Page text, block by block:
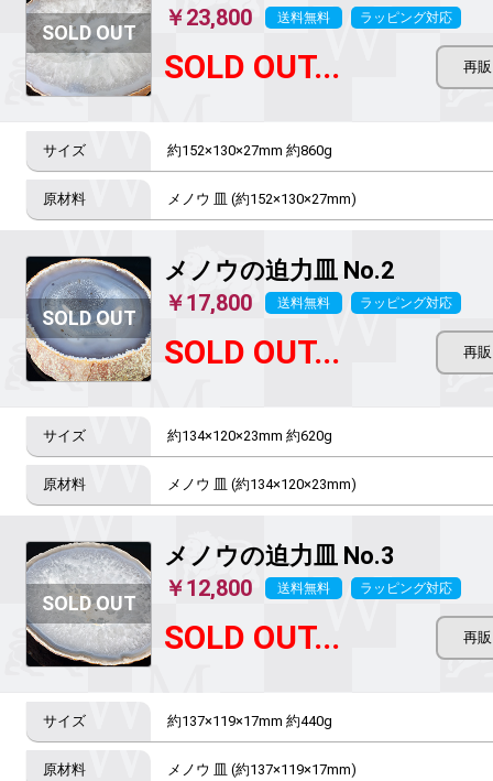
￥23,800 送料無料 ラッピング対応
SOLD OUT...
約152×130×27mm 約860g
メノウ 皿 (約152×130×27mm)
メノウの迫力皿 No.2
￥17,800 送料無料 ラッピング対応
SOLD OUT...
約134×120×23mm 約620g
メノウ 皿 (約134×120×23mm)
メノウの迫力皿 No.3
￥12,800 送料無料 ラッピング対応
SOLD OUT...
約137×119×17mm 約440g
メノウ 皿 (約137×119×17mm)